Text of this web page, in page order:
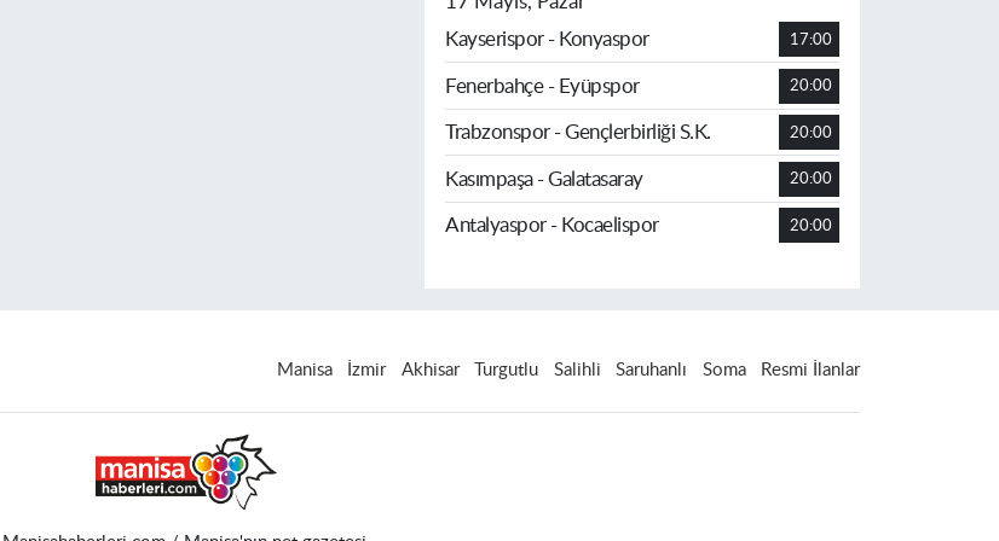
Kayserispor - Konyaspor
17:00
Fenerbahçe - Eyüpspor 20:00
Trabzonspor - Gençlerbirliği S.K. 20:00
Kasımpaşa - Galatasaray 20:00
Antalyaspor - Kocaelispor 20:00
Manisa İzmir Akhisar Turgutlu Salihli Saruhanlı Soma Resmi İlanlar